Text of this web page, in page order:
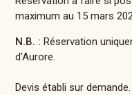
maximum au 15 mars
N.B. : Réservation
d'Aurore.
Devis établi sur demande.